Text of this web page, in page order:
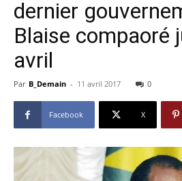
dernier
Blaise compaoré
avril
Par B_Demain - 11 avril 2017 0
Facebook X